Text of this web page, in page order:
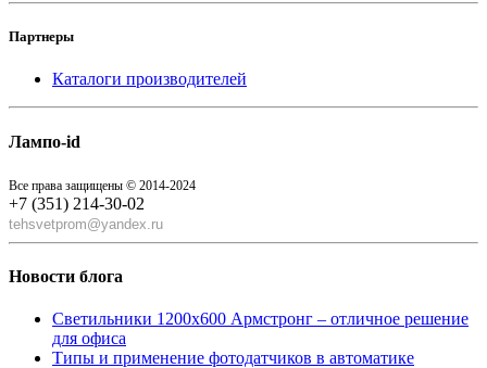
Партнеры
Каталоги производителей
Лампо-id
Все права защищены © 2014-2024
+7 (351) 214-30-02
tehsvetprom@yandex.ru
Новости блога
Светильники 1200x600 Армстронг – отличное решение
для офиса
Типы и применение фотодатчиков в автоматике